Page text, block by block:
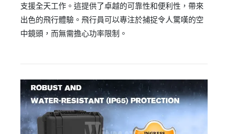
支援全天工作。這提供了卓越的可靠性和便利性，帶來
出色的飛行體驗。飛行員可以專注於捕捉令人驚嘆的空
中鏡頭，而無需擔心功率限制。